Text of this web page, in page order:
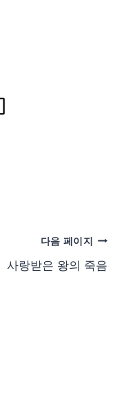
다음 페이지
사랑받은 왕의 죽음